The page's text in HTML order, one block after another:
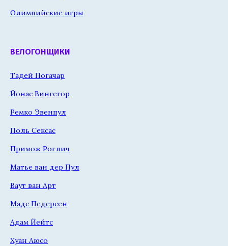
Олимпийские игры
ВЕЛОГОНЩИКИ
Тадей Погачар
Йонас Вингегор
Ремко Эвенпул
Поль Сексас
Примож Роглич
Матье ван дер Пул
Ваут ван Арт
Мадс Педерсен
Адам Йейтс
Хуан Аюсо